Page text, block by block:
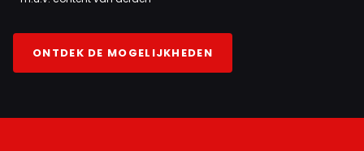
ONTDEK DE MOGELIJKHEDEN